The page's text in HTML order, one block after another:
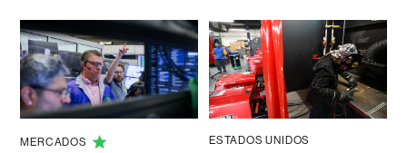
MERCADOS ESTADOS UNIDOS